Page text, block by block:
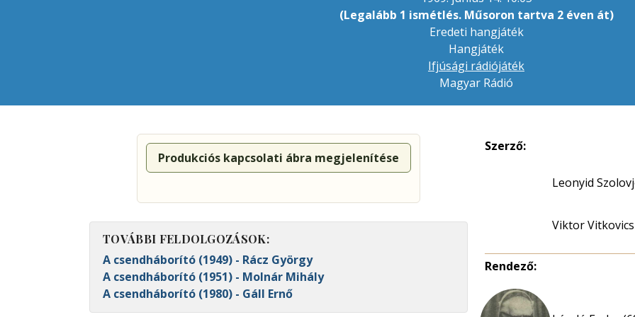
(Legalább 1 ismétlés. Műsoron tartva 2 éven át)
Eredeti hangjáték
Hangjáték
Ifjúsági rádiójáték
Magyar Rádió
Produkciós kapcsolati ábra megjelenítése
TOVÁBBI FELDOLGOZÁSOK:
A csendháborító (1949) - Rácz György
A csendháborító (1951) - Molnár Mihály
A csendháborító (1980) - Gáll Ernő
Szerző:
Leonyid
Viktor Vitkovics
Rendező: